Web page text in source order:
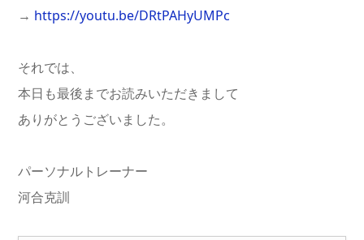
→ https://youtu.be/DRtPAHyUMPc
それでは、
本日も最後までお読みいただきまして
ありがとうございました。
パーソナルトレーナー
河合克訓